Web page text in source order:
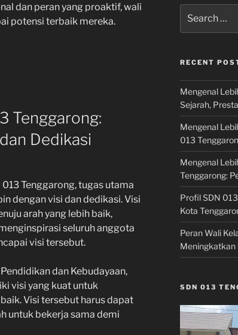
dan peran yang proaktif, wali
potensi terbaik mereka.
Tenggarong:
Dedikasi
Tenggarong, tugas utama
dengan visi dan dedikasi. Visi
arah yang lebih baik,
seluruh anggota
visi tersebut.
dan Kebudayaan,
visi yang kuat untuk
Visi tersebut harus dapat
untuk bekerja sama demi
for:
RECENT
Mengenal
Sejarah,
Mengenal
013
Mengenal
Tenggarong:
Profil SDN
Kota
Peran Wali
Meningkatkan
SDN 013